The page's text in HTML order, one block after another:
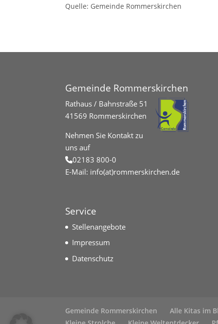
Quelle: Gemeinde Rommerskirchen
Gemeinde Rommerskirchen
Rathaus / Bahnstraße 51
41569 Rommerskirchen
Nehmen Sie Kontakt zu
uns auf
02183 800-0
E-Mail: info(at)rommerskirchen.de
Service
Stellenangebote
Impressum
Datenschutz
Gemeinde Rommerskirchen
Alle Kitas im